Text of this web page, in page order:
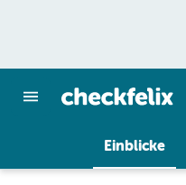
Einblicke